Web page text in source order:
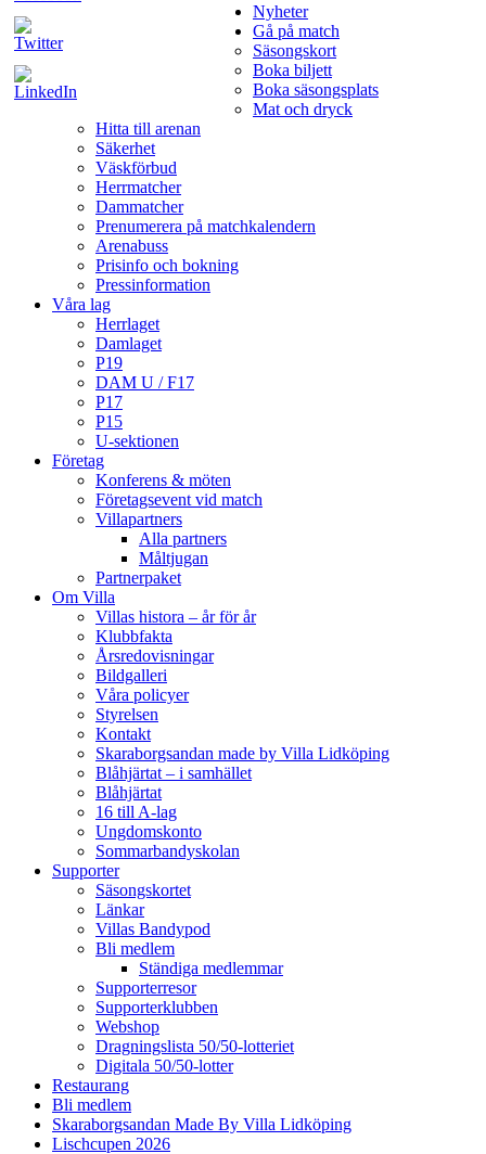
Nyheter
Gå på match
Säsongskort
Boka biljett
Boka säsongsplats
Mat och dryck
Hitta till arenan
Säkerhet
Väskförbud
Herrmatcher
Dammatcher
Prenumerera på matchkalendern
Arenabuss
Prisinfo och bokning
Pressinformation
Våra lag
Herrlaget
Damlaget
P19
DAM U / F17
P17
P15
U-sektionen
Företag
Konferens & möten
Företagsevent vid match
Villapartners
Alla partners
Måltjugan
Partnerpaket
Om Villa
Villas histora – år för år
Klubbfakta
Årsredovisningar
Bildgalleri
Våra policyer
Styrelsen
Kontakt
Skaraborgsandan made by Villa Lidköping
Blåhjärtat – i samhället
Blåhjärtat
16 till A-lag
Ungdomskonto
Sommarbandyskolan
Supporter
Säsongskortet
Länkar
Villas Bandypod
Bli medlem
Ständiga medlemmar
Supporterresor
Supporterklubben
Webshop
Dragningslista 50/50-lotteriet
Digitala 50/50-lotter
Restaurang
Bli medlem
Skaraborgsandan Made By Villa Lidköping
Lischcupen 2026